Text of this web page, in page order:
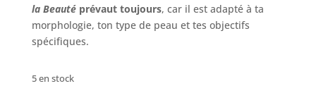
la Beautéprévaut toujours, car il est adapté à ta
morphologie, ton type de peau et tes objectifs
spécifiques.
5 en stock